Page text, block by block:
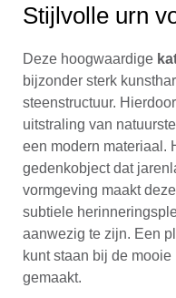
Stijlvolle urn
Deze hoogwaardige
bijzonder sterk
steenstructuur.
uitstraling van
een modern materiaal.
gedenkobject dat
vormgeving maakt deze
subtiele
aanwezig te zijn. Een
kunt staan bij de
gemaakt.